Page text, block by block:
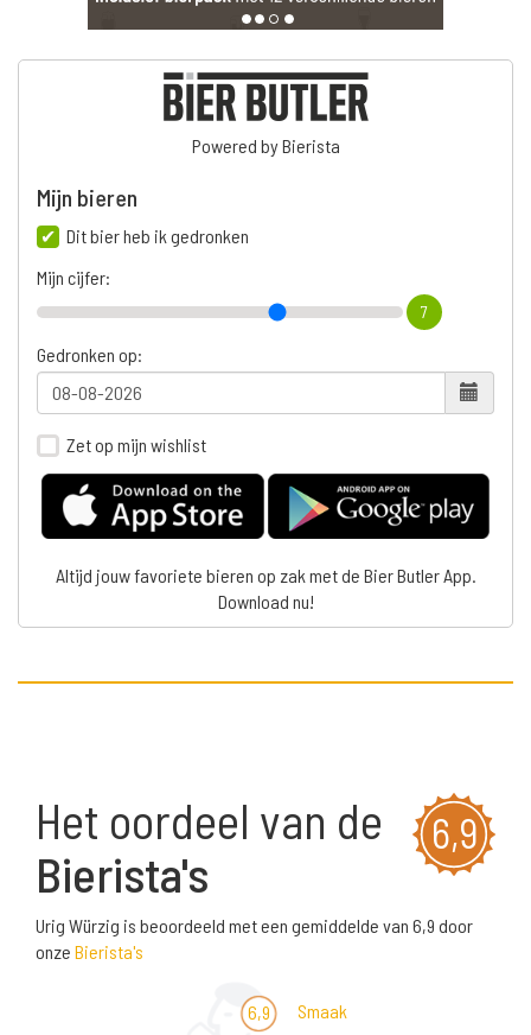
Powered by Bierista
Mijn bieren
Dit bier heb ik gedronken
Mijn cijfer:
7
Gedronken op:
Zet op mijn wishlist
Altijd jouw favoriete bieren op zak met de Bier Butler App.
Download nu!
6,9
Het oordeel van de
Bierista's
Urig Würzig is beoordeeld met een gemiddelde van 6,9 door
onze Bierista's
6,9 Smaak